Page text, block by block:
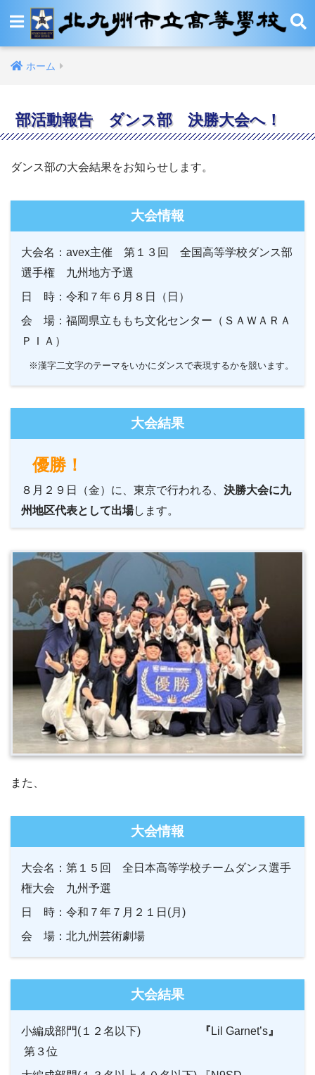
ホーム
部活動報告 ダンス部 決勝大会へ！
ダンス部の大会結果をお知らせします。
大会情報
大会名：avex主催 第１３回 全国高等学校ダンス部
選手権 九州地方予選
日 時：令和７年６月８日（日）
会 場：福岡県立ももち文化センター（ＳＡＷＡＲＡ
ＰＩＡ）
※漢字二文字のテーマをいかにダンスで表現するかを競います。
大会結果
優勝！
８月２９日（金）に、東京で行われる、 決勝大会に九
州地区代表として出場します。
また、
大会情報
大会名：第１５回 全日本高等学校チームダンス選手
権大会 九州予選
日 時：令和７年７月２１日 (月 )
会 場：北九州芸術劇場
大会結果
小編成部門(１２名以下) 『 Lil Garnet’s 』
第３位